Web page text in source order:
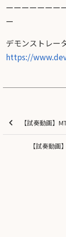
ーーーーーーー
ー
デモンストレー
https://
【試奏動画】
【試奏動画